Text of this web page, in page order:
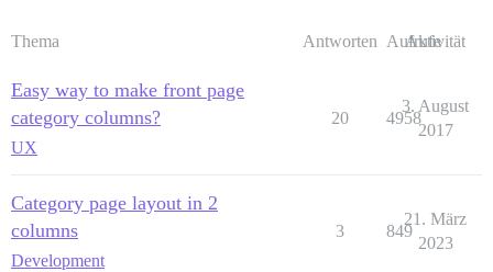
Thema Antworten Aufrufe
Aktivität
Easy way to make front page
category columns?
UX
20 4958
3. August
2017
Category page layout in 2
columns
Development
3 849
21. März
2023